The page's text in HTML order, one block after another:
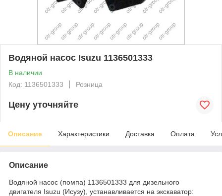
Водяной насос Isuzu 1136501333
В наличии
Код: 1136501333
Розница
Цену уточняйте
Описание Характеристики Доставка Оплата
Описание
Водяной насос (помпа) 1136501333 для дизельного
двигателя Isuzu (Исузу), устанавливается на экскаватор: